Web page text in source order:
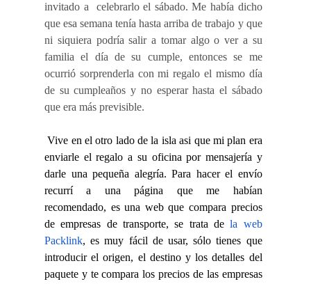
invitado a celebrarlo el sábado. Me había dicho
que esa semana tenía hasta arriba de trabajo y que
ni siquiera podría salir a tomar algo o ver a su
familia el día de su cumple, entonces se me
ocurrió sorprenderla con mi regalo el mismo día
de su cumpleaños y no esperar hasta el sábado
que era más previsible.
Vive en el otro lado de la isla asi que mi plan era
enviarle el regalo a su oficina por mensajería y
darle una pequeña alegría. Para hacer el envío
recurrí a una página que me habían
recomendado, es una web que compara precios
de empresas de transporte, se trata dela web
Packlink, es muy fácil de usar, sólo tienes que
introducir el origen, el destino y los detalles del
paquete y te compara los precios de las empresas